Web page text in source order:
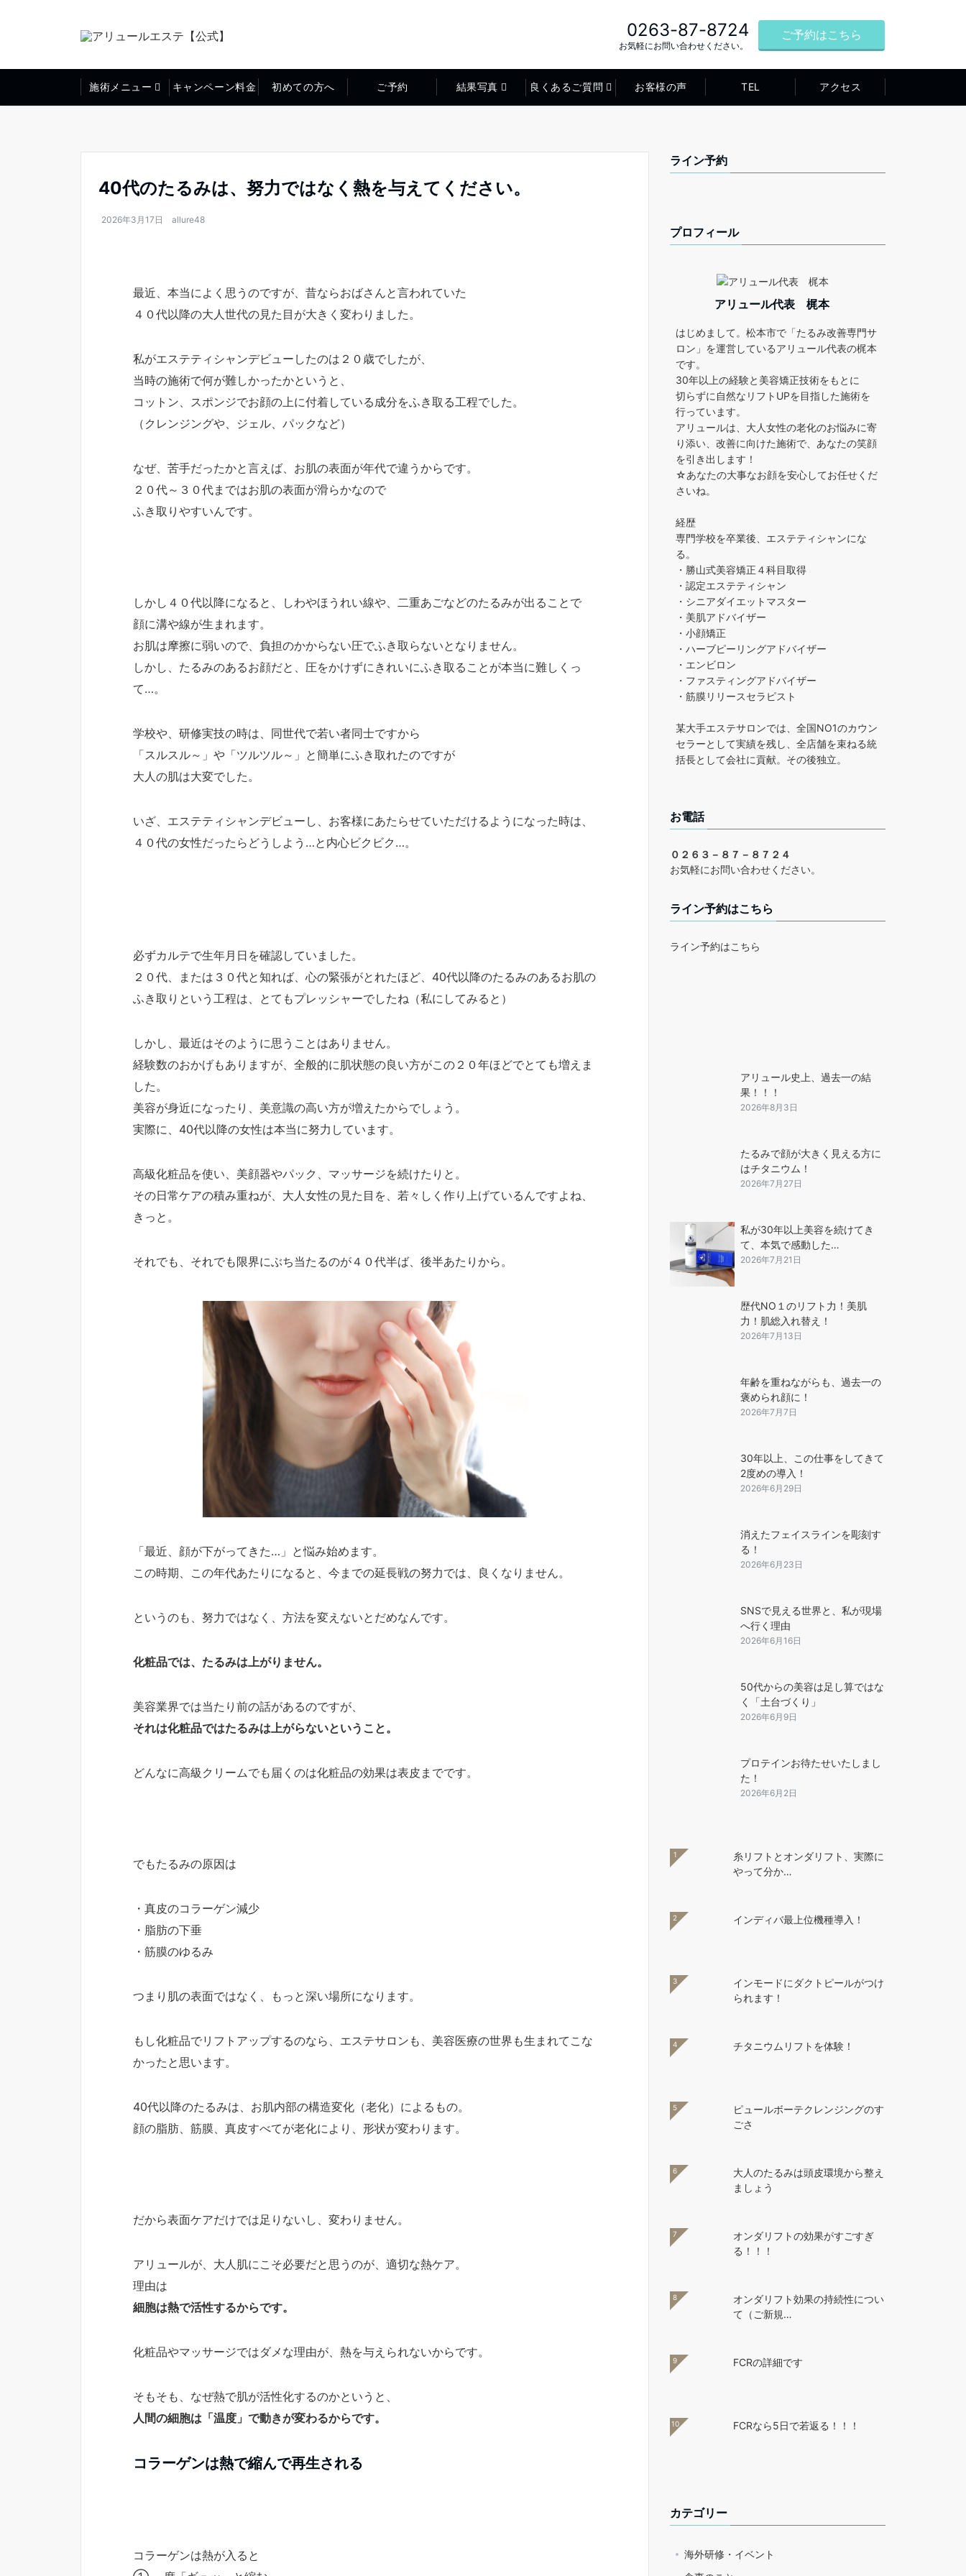
0263-87-8724
お気軽にお問い合わせください。
ご予約はこちら
施術メニュー キャンペーン料金 初めての方へ ご予約 結果写真 良くあるご質問 お客様の声 TEL アクセス
40代のたるみは、努力ではなく熱を与えてください。
2026年3月17日 allure48
最近、本当によく思うのですが、昔ならおばさんと言われていた
４０代以降の大人世代の見た目が大きく変わりました。
私がエステティシャンデビューしたのは２０歳でしたが、
当時の施術で何が難しかったかというと、
コットン、スポンジでお顔の上に付着している成分をふき取る工程でした。
（クレンジングや、ジェル、パックなど）
なぜ、苦手だったかと言えば、お肌の表面が年代で違うからです。
２０代～３０代まではお肌の表面が滑らかなので
ふき取りやすいんです。
しかし４０代以降になると、しわやほうれい線や、二重あごなどのたるみが出ることで
顔に溝や線が生まれます。
お肌は摩擦に弱いので、負担のかからない圧でふき取らないとなりません。
しかし、たるみのあるお顔だと、圧をかけずにきれいにふき取ることが本当に難しくっ
て…。
学校や、研修実技の時は、同世代で若い者同士ですから
「スルスル～」や「ツルツル～」と簡単にふき取れたのですが
大人の肌は大変でした。
いざ、エステティシャンデビューし、お客様にあたらせていただけるようになった時は、
４０代の女性だったらどうしよう…と内心ビクビク…。
必ずカルテで生年月日を確認していました。
２０代、または３０代と知れば、心の緊張がとれたほど、40代以降のたるみのあるお肌の
ふき取りという工程は、とてもプレッシャーでしたね（私にしてみると）
しかし、最近はそのように思うことはありません。
経験数のおかげもありますが、全般的に肌状態の良い方がこの２０年ほどでとても増えま
した。
美容が身近になったり、美意識の高い方が増えたからでしょう。
実際に、40代以降の女性は本当に努力しています。
高級化粧品を使い、美顔器やパック、マッサージを続けたりと。
その日常ケアの積み重ねが、大人女性の見た目を、若々しく作り上げているんですよね、
きっと。
それでも、それでも限界にぶち当たるのが４０代半ば、後半あたりから。
「最近、顔が下がってきた…」と悩み始めます。
この時期、この年代あたりになると、今までの延長戦の努力では、良くなりません。
というのも、努力ではなく、方法を変えないとだめなんです。
化粧品では、たるみは上がりません。
美容業界では当たり前の話があるのですが、
それは化粧品ではたるみは上がらないということ。
どんなに高級クリームでも届くのは化粧品の効果は表皮までです。
でもたるみの原因は
・真皮のコラーゲン減少
・脂肪の下垂
・筋膜のゆるみ
つまり肌の表面ではなく、もっと深い場所になります。
もし化粧品でリフトアップするのなら、エステサロンも、美容医療の世界も生まれてこな
かったと思います。
40代以降のたるみは、お肌内部の構造変化（老化）によるもの。
顔の脂肪、筋膜、真皮すべてが老化により、形状が変わります。
だから表面ケアだけでは足りないし、変わりません。
アリュールが、大人肌にこそ必要だと思うのが、適切な熱ケア。
理由は
細胞は熱で活性するからです。
化粧品やマッサージではダメな理由が、熱を与えられないからです。
そもそも、なぜ熱で肌が活性化するのかというと、
人間の細胞は「温度」で動きが変わるからです。
コラーゲンは熱で縮んで再生される
コラーゲンは熱が入ると
ライン予約
プロフィール
アリュール代表 梶本
はじめまして。松本市で「たるみ改善専門サ
ロン」を運営しているアリュール代表の梶本
です。
30年以上の経験と美容矯正技術をもとに
切らずに自然なリフトUPを目指した施術を
行っています。
アリュールは、大人女性の老化のお悩みに寄
り添い、改善に向けた施術で、あなたの笑顔
を引き出します！
☆あなたの大事なお顔を安心してお任せくだ
さいね。
経歴
専門学校を卒業後、エステティシャンにな
る。
・勝山式美容矯正４科目取得
・認定エステティシャン
・シニアダイエットマスター
・美肌アドバイザー
・小顔矯正
・ハーブピーリングアドバイザー
・エンビロン
・ファスティングアドバイザー
・筋膜リリースセラピスト
某大手エステサロンでは、全国NO1のカウン
セラーとして実績を残し、全店舗を束ねる統
括長として会社に貢献。その後独立。
お電話
０２６３－８７－８７２４
お気軽にお問い合わせください。
ライン予約はこちら
ライン予約はこちら
アリュール史上、過去一の結
果！！！
2026年8月3日
たるみで顔が大きく見える方に
はチタニウム！
2026年7月27日
私が30年以上美容を続けてき
て、本気で感動した…
2026年7月21日
歴代NO１のリフト力！美肌
力！肌総入れ替え！
2026年7月13日
年齢を重ねながらも、過去一の
褒められ顔に！
2026年7月7日
30年以上、この仕事をしてきて
2度めの導入！
2026年6月29日
消えたフェイスラインを彫刻す
る！
2026年6月23日
SNSで見える世界と、私が現場
へ行く理由
2026年6月16日
50代からの美容は足し算ではな
く「土台づくり」
2026年6月9日
プロテインお待たせいたしまし
た！
2026年6月2日
1
糸リフトとオンダリフト、実際に
やって分か…
2 インディバ最上位機種導入！
3
インモードにダクトピールがつけ
られます！
4 チタニウムリフトを体験！
5
ピュールボーテクレンジングのす
ごさ
6
大人のたるみは頭皮環境から整え
ましょう
7
オンダリフトの効果がすごすぎ
る！！！
8
オンダリフト効果の持続性につい
て（ご新規…
9 FCRの詳細です
10 FCRなら5日で若返る！！！
カテゴリー
海外研修・イベント